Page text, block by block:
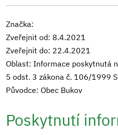
Značka:
Zveřejnit od: 8.4.2021
Zveřejnit do: 22.4.2021
Oblast: Informace poskytnutá
5 odst. 3 zákona č. 106/1999
Původce: Obec Bukov
Poskytnutí